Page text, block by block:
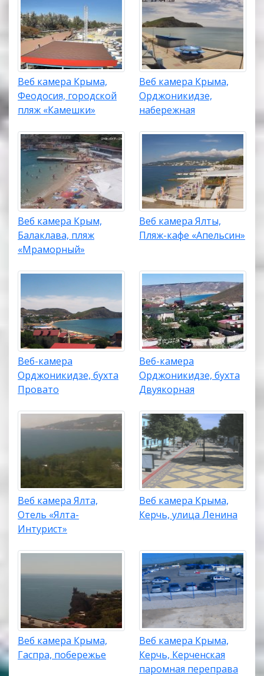
Веб камера Крыма,
Феодосия, городской
пляж «Камешки»
Веб камера Крыма,
Орджоникидзе,
набережная
Веб камера Крым,
Балаклава, пляж
«Мраморный»
Веб камера Ялты,
Пляж-кафе «Апельсин»
Веб-камера
Орджоникидзе, бухта
Провато
Веб-камера
Орджоникидзе, бухта
Двуякорная
Веб камера Ялта,
Отель «Ялта-
Интурист»
Веб камера Крыма,
Керчь, улица Ленина
Веб камера Крыма,
Гаспра, побережье
Веб камера Крыма,
Керчь, Керченская
паромная переправа